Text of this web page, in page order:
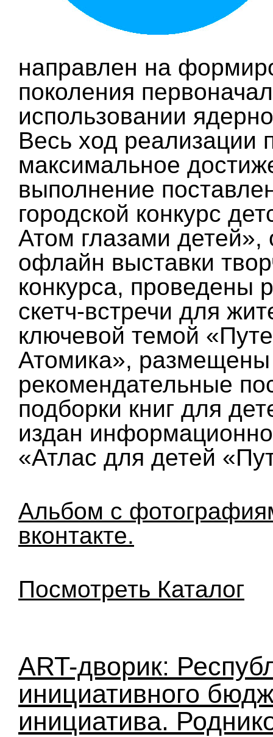
направлен на
поколения
использовании
Весь ход реализации
максимальное
выполнение
городской конкурс
Атом глазами
офлайн выставки
конкурса, проведены
скетч-встречи для
ключевой темой
Атомика»,
рекомендательные
подборки книг для
издан
«Атлас для детей
Альбом с
вконтакте.
Посмотреть Каталог
ART-дворик:
инициативного
инициатива.